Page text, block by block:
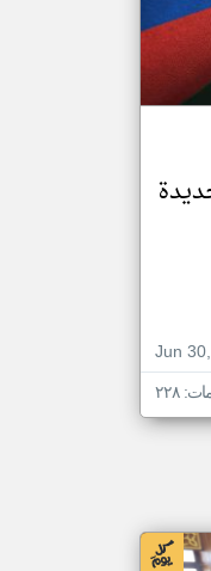
الدولة
على مدار الساعة
العاجلة والمباشرة
Jun
٢٢٨